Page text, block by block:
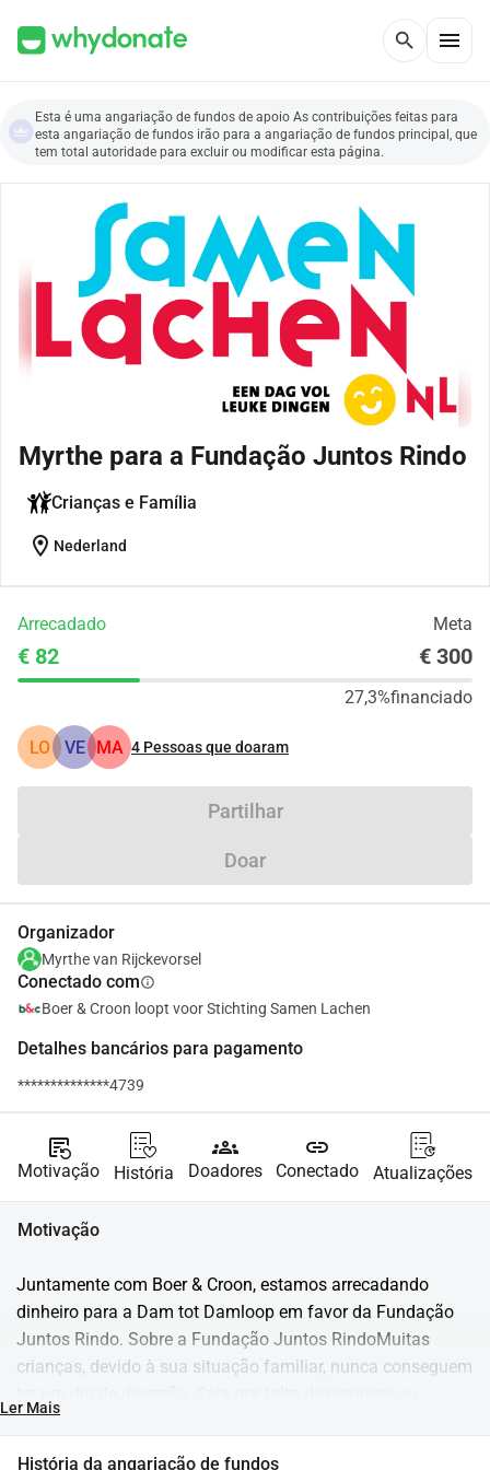
search menu
Esta é uma angariação de fundos de apoio As contribuições feitas para
esta angariação de fundos irão para a angariação de fundos principal, que
tem total autoridade para excluir ou modificar esta página.
Myrthe para a Fundação Juntos Rindo
Crianças e Família
location_on Nederland
Arrecadado Meta
€ 82 € 300
27,3%financiado
LO VE MA 4 Pessoas que doaram
Partilhar
Doar
Organizador
Myrthe van Rijckevorsel
Conectado cominfo
Boer & Croon loopt voor Stichting Samen Lachen
Detalhes bancários para pagamento
**************4739
source_notes
Motivação História
groups
Doadores
link
Conectado Atualizações
Motivação
Juntamente com Boer & Croon, estamos arrecadando
dinheiro para a Dam tot Damloop em favor da Fundação
Juntos Rindo. Sobre a Fundação Juntos RindoMuitas
crianças, devido à sua situação familiar, nunca conseguem
porque enfrentam outros problemas em casa. Essas
Ler Mais
História da angariação de fundos